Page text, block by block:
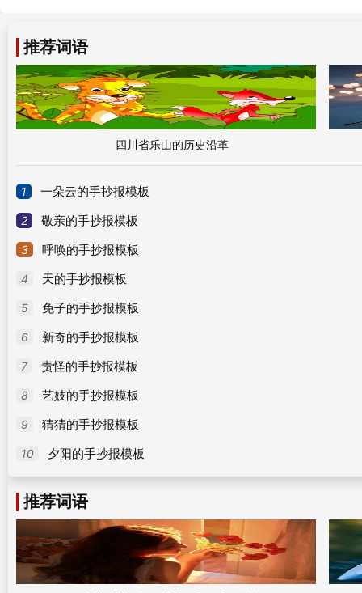
推荐词语
四川省乐山的历史沿革
1 一朵云的手抄报模板
2 敬亲的手抄报模板
3 呼唤的手抄报模板
4 天的手抄报模板
5 免子的手抄报模板
6 新奇的手抄报模板
7 责怪的手抄报模板
8 艺妓的手抄报模板
9 猜猜的手抄报模板
10 夕阳的手抄报模板
推荐词语